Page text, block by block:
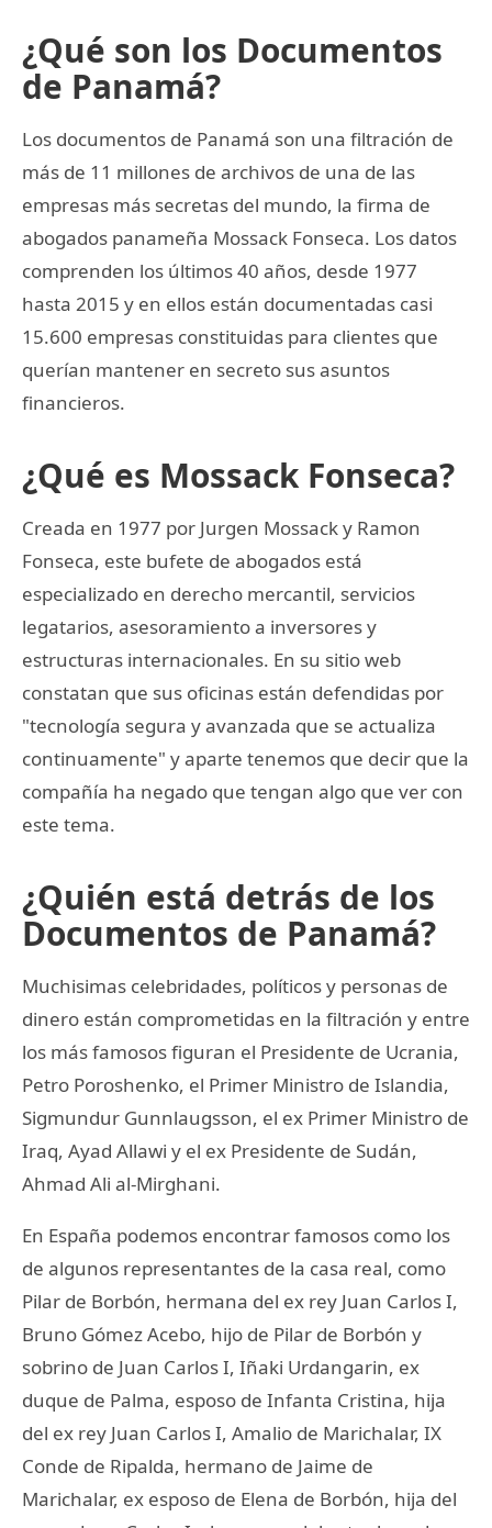
¿Qué son los Documentos
de Panamá?
Los documentos de Panamá son una filtración de
más de 11 millones de archivos de una de las
empresas más secretas del mundo, la firma de
abogados panameña Mossack Fonseca. Los datos
comprenden los últimos 40 años, desde 1977
hasta 2015 y en ellos están documentadas casi
15.600 empresas constituidas para clientes que
querían mantener en secreto sus asuntos
financieros.
¿Qué es Mossack Fonseca?
Creada en 1977 por Jurgen Mossack y Ramon
Fonseca, este bufete de abogados está
especializado en derecho mercantil, servicios
legatarios, asesoramiento a inversores y
estructuras internacionales. En su sitio web
constatan que sus oficinas están defendidas por
"tecnología segura y avanzada que se actualiza
continuamente" y aparte tenemos que decir que la
compañía ha negado que tengan algo que ver con
este tema.
¿Quién está detrás de los
Documentos de Panamá?
Muchisimas celebridades, políticos y personas de
dinero están comprometidas en la filtración y entre
los más famosos figuran el Presidente de Ucrania,
Petro Poroshenko, el Primer Ministro de Islandia,
Sigmundur Gunnlaugsson, el ex Primer Ministro de
Iraq, Ayad Allawi y el ex Presidente de Sudán,
Ahmad Ali al-Mirghani.
En España podemos encontrar famosos como los
de algunos representantes de la casa real, como
Pilar de Borbón, hermana del ex rey Juan Carlos I,
Bruno Gómez Acebo, hijo de Pilar de Borbón y
sobrino de Juan Carlos I, Iñaki Urdangarin, ex
duque de Palma, esposo de Infanta Cristina, hija
del ex rey Juan Carlos I, Amalio de Marichalar, IX
Conde de Ripalda, hermano de Jaime de
Marichalar, ex esposo de Elena de Borbón, hija del